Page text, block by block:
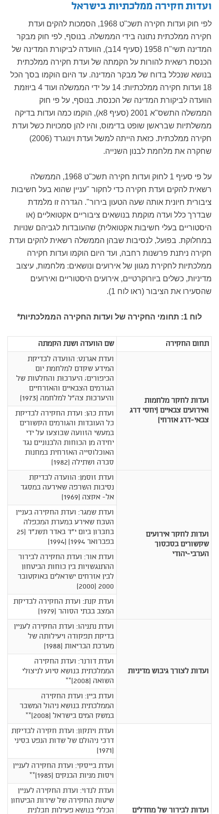
ועדות חקירה ממלכתיות בישראל
לפי חוק ועדות חקירה תשכ"ט 1968, הסמכות להקים ועדת
חקירה ממלכתית נתונה בידי הממשלה. בנוסף, לפי חוק מבקר
המדינה תשי"ח 1958 (סעיף 14ב), הוועדה לביקורת המדינה של
הכנסת רשאית להורות על הקמתה של ועדת חקירה ממלכתית
בנושא שנכלל בדוח של מבקר המדינה. עד היום הוקמו בסך הכל
18 ועדות חקירה ממלכתיות: 14 על ידי הממשלה ועוד 4 ביוזמת
הוועדה לביקורת המדינה של הכנסת. בנוסף, על פי חוק
הממשלה התשס"א 2001 (סעיף 8א), הוקמו כמה ועדות בדיקה
ממשלתיות שבראשן שופט בדימוס, והיו להן סמכויות כשל ועדת
חקירה ממלכתית. כזאת הייתה למשל ועדת וינוגרד (2006)
שחקרה את מלחמת לבנון השנייה.
על פי סעיף 1 לחוק ועדות חקירה תשכ"ט 1968, הממשלה
רשאית להקים ועדת חקירה כדי לחקור "עניין שהוא בעל חשיבות
ציבורית חיונית אותה שעה הטעון בירור". הגדרה זו מלמדת
שבדרך כלל ועדה מוקמת בנושאים ציבוריים אקטואליים (או
היסטוריים בעלי חשיבות אקטואלית) שהעובדות לגביהם שנויות
במחלוקת. בפועל, לנסיבות שבהן הממשלה רשאית להקים ועדת
חקירה ניתנת פרשנות רחבה, ועד היום הוקמו ועדות חקירה
ממלכתיות לחקירת מגוון של אירועים ונושאים: מלחמות, עיצוב
מדיניות, כשלים ביורוקרטיים, אירועים היסטוריים ואירועים
שהסעירו את הציבור (ראו לוח 1).
לוח 1: תחומי החקירה של ועדות החקירה הממלכתיות*
תחום החקירה שם הוועדה ושנת הקמתה
ועדות לחקר מלחמות
ואירועים צבאיים (יחסי דרג
צבאי-דרג אזרחי)
ועדת אגרנט: הוועדה לבדיקת
המידע שקדם למלחמת יום
הכיפורים; היערכוּת והחלטות של
הגורמים הצבאיים והאזרחיים
והיערכוּת צה"ל למלחמה (1973)
ועדת כהן: ועדת החקירה לבדיקת
כל העובדות והגורמים הקשורים
במעשי הזוועה שבוצעו על ידי
יחידה מן הכוחות הלבנוניים נגד
האוכלוסייה האזרחית במחנות
סברה ושתילה (1982)
ועדות לחקר אירועים
שקשורים בסכסוך
הערבי-יהודי
ועדת זוסמן: הוועדה לבדיקת
נסיבות השרפה שאירעה במסגד
אל- אקצה (1969)
ועדת שמגר: ועדת החקירה בעניין
הטבח שאירע במערת המכפלה
בחברון ביום י"ד באדר תשנ"ד (25
בפברואר 1994) (1994)
ועדת אור: ועדת החקירה לבירור
ההתנגשויות בין כוחות הביטחון
לבין אזרחים ישראלים באוקטובר
2000 (2000)
ועדת קנת: ועדת החקירה לבדיקת
המצב בבתי הסוהר (1979)
ועדות לצורך גיבוש מדיניות
ועדת נתניהו: ועדת החקירה לעניין
בדיקת תפקודה ויעילותה של
מערכת הבריאות (1988)
ועדת דורנר: ועדת החקירה
הממלכתית בנושא סיוע לניצולי
השואה (2008)**
ועדת ביין: ועדת החקירה
הממלכתית בנושא ניהול המשבר
במשק המים בישראל (2008)**
ועדות לבירור של מחדלים
ועדת ויתקון: ועדת חקירה לבדיקת
דרכי ניהולם של שדות הנפט בסיני
(1971)
ועדת בייסקי: ועדת החקירה לעניין
ויסות מניות הבנקים (1985)**
ועדת לנדוי: ועדת החקירה לעניין
שיטות החקירה של שירות הביטחון
הכללי בנושא פעילות חבלנית